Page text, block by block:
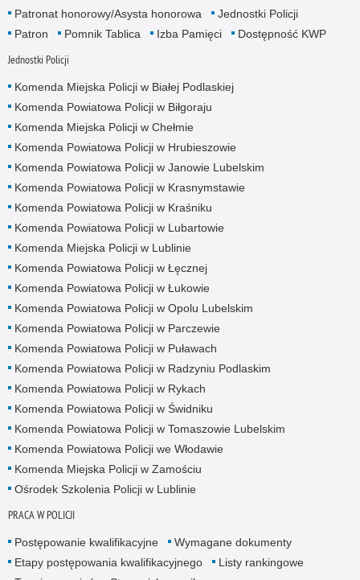
Patronat honorowy/Asysta honorowa
Jednostki Policji
Patron
Pomnik Tablica Izba Pamięci Dostępność KWP
Jednostki Policji
Komenda Miejska Policji w Białej Podlaskiej
Komenda Powiatowa Policji w Biłgoraju
Komenda Miejska Policji w Chełmie
Komenda Powiatowa Policji w Hrubieszowie
Komenda Powiatowa Policji w Janowie Lubelskim
Komenda Powiatowa Policji w Krasnymstawie
Komenda Powiatowa Policji w Kraśniku
Komenda Powiatowa Policji w Lubartowie
Komenda Miejska Policji w Lublinie
Komenda Powiatowa Policji w Łęcznej
Komenda Powiatowa Policji w Łukowie
Komenda Powiatowa Policji w Opolu Lubelskim
Komenda Powiatowa Policji w Parczewie
Komenda Powiatowa Policji w Puławach
Komenda Powiatowa Policji w Radzyniu Podlaskim
Komenda Powiatowa Policji w Rykach
Komenda Powiatowa Policji w Świdniku
Komenda Powiatowa Policji w Tomaszowie Lubelskim
Komenda Powiatowa Policji we Włodawie
Komenda Miejska Policji w Zamościu
Ośrodek Szkolenia Policji w Lublinie
PRACA W POLICJI
Postępowanie kwalifikacyjne
Wymagane dokumenty
Etapy postępowania kwalifikacyjnego
Listy rankingowe